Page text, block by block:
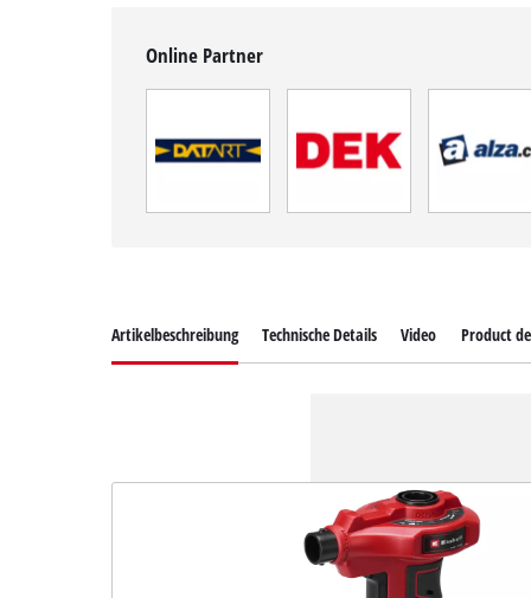
Online Partner
Artikelbeschreibung Technische Details Video Product